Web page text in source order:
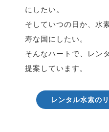
にしたい。
そしていつの日か、水
寿な国にしたい。
そんなハートで、レン
提案しています。
レンタル水素の